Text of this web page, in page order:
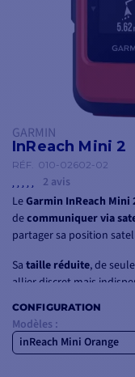
GARMIN
InReach Mini 2
RÉF. 010-02602-02
2 avis
LeGarmin InReach Mini
decommuniquer via
partager sa position
Sa taille réduite, de
allier discret mais
le inreach mini 2 est
permet une
CONFIGURATION
Modèles :
inReach Mini Orange